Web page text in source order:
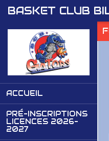
BASKET CLUB
ACCUEIL
PRÉ-INSCRIPTIONS
LICENCES 2026-
2027
Panneau de gestion des cookies